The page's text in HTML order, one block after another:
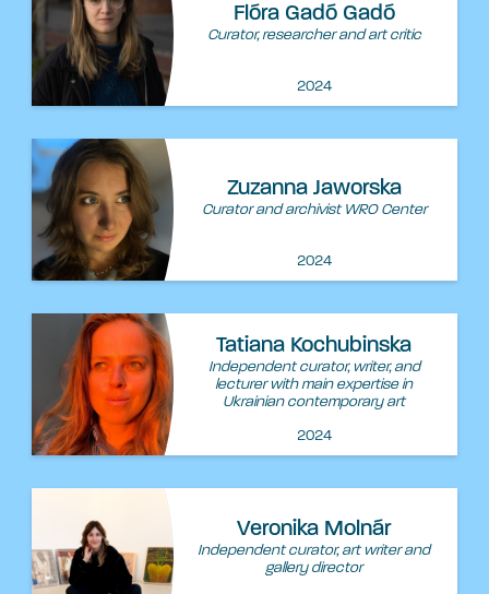
Flóra Gadó Gadó
Curator, researcher and art critic
2024
Zuzanna Jaworska
Curator and archivist WRO Center
2024
Tatiana Kochubinska
Independent curator, writer, and
lecturer with main expertise in
Ukrainian contemporary art
2024
Veronika Molnár
Independent curator, art writer and
gallery director